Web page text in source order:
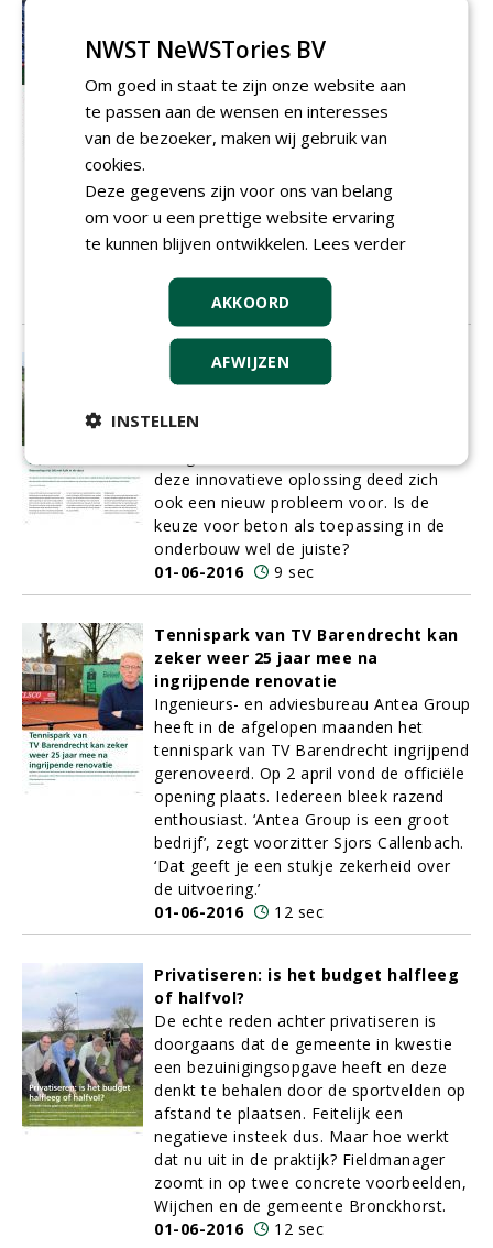
Een stevig hybride grasveld dat altijd
worden en oogt, ruikt en voelt als
natuurgras. Dat is Mixto, een hybride
grassysteem uit Italië datAH Vrij
brengt. Als exclusieve dealer voor
Midden-Nederland biedt AH Vrij Groen,
Grond en Infra uit Wateringen deze mat
als ideale oplossing voor intensief
gebruikte trapveldjes.
01-06-2016
14 sec
Uitloging is vlekje op SuperSub
De realisatie van twee kunstgrasvelden
alleen mogelijk dankzij een dikke laag
deze innovatieve oplossing deed zich
ook een nieuw probleem voor. Is de
keuze voor beton als toepassing in de
onderbouw wel de juiste?
01-06-2016
9 sec
Tennispark van TV Barendrecht kan
zeker weer 25 jaar mee na
ingrijpende renovatie
Ingenieurs- en adviesbureau Antea Group
heeft in de afgelopen maanden het
tennispark van TV Barendrecht ingrijpend
gerenoveerd. Op 2 april vond de officiële
opening plaats. Iedereen bleek razend
enthousiast. ‘Antea Group is een groot
bedrijf’, zegt voorzitter Sjors Callenbach.
‘Dat geeft je een stukje zekerheid over
de uitvoering.’
01-06-2016
12 sec
Privatiseren: is het budget halfleeg
of halfvol?
De echte reden achter privatiseren is
doorgaans dat de gemeente in kwestie
een bezuinigingsopgave heeft en deze
denkt te behalen door de sportvelden op
afstand te plaatsen. Feitelijk een
negatieve insteek dus. Maar hoe werkt
dat nu uit in de praktijk? Fieldmanager
zoomt in op twee concrete voorbeelden,
Wijchen en de gemeente Bronckhorst.
01-06-2016
12 sec
NWST NeWSTories BV
Om goed in staat te zijn onze website aan
te passen aan de wensen en interesses
van de bezoeker, maken wij gebruik van
cookies.
Deze gegevens zijn voor ons van belang
om voor u een prettige website ervaring
te kunnen blijven ontwikkelen. Lees verder
AKKOORD
AFWIJZEN
INSTELLEN